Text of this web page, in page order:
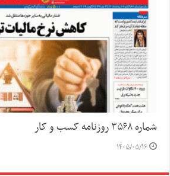
شماره ۳۵۶۸ روزنامه کسب و کار
۱۴۰۵/۰۵/۱۶